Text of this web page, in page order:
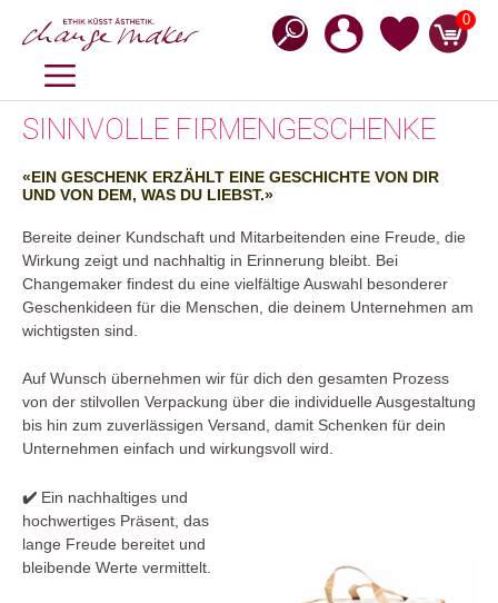
Inhalt
0
MENÜ
SINNVOLLE FIRMENGESCHENKE
«EIN GESCHENK ERZÄHLT EINE GESCHICHTE VON DIR
UND VON DEM, WAS DU LIEBST.»
Bereite deiner Kundschaft und Mitarbeitenden eine Freude, die
Wirkung zeigt und nachhaltig in Erinnerung bleibt. Bei
Changemaker findest du eine vielfältige Auswahl besonderer
Geschenkideen für die Menschen, die deinem Unternehmen am
wichtigsten sind.
Auf Wunsch übernehmen wir für dich den gesamten Prozess
von der stilvollen Verpackung über die individuelle Ausgestaltung
bis hin zum zuverlässigen Versand, damit Schenken für dein
Unternehmen einfach und wirkungsvoll wird.
✔️ Ein nachhaltiges und
hochwertiges Präsent, das
lange Freude bereitet und
bleibende Werte vermittelt.